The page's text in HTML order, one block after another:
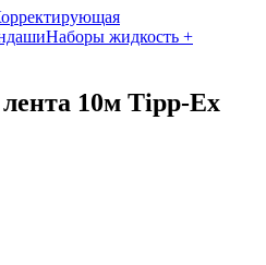
Наборы жидкость +
10м Tipp-Ex